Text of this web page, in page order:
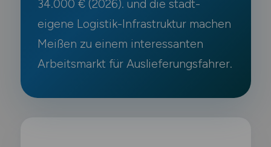
34.000 € (2026). und die stadt-
eigene Logistik-Infrastruktur machen
Meißen zu einem interessanten
Arbeitsmarkt für Auslieferungsfahrer.